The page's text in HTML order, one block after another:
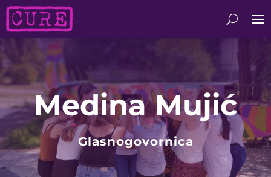
Medina Mujić
Glasnogovornica